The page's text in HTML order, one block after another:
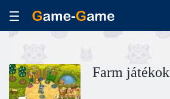
Farm játékok